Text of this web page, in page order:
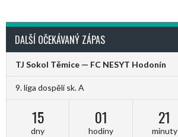
DALŠÍ OČEKÁVANÝ ZÁPAS
TJ Sokol Těmice — FC NESYT Hodonín
9. liga dospělí sk. A
15
dny
01
hodiny
21
minuty